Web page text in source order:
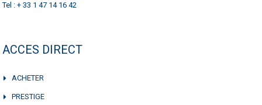
Tel : + 33 1 47 14 16 42
ACCES DIRECT
ACHETER
PRESTIGE